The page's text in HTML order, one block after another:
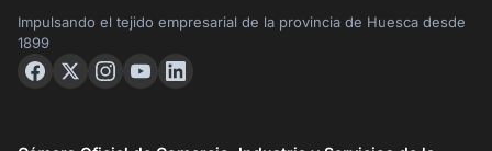
Impulsando el tejido empresarial de la provincia de Huesca desde
1899